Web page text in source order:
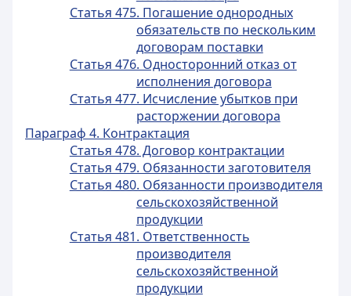
Статья 475. Погашение однородных
обязательств по нескольким
договорам поставки
Статья 476. Односторонний отказ от
исполнения договора
Статья 477. Исчисление убытков при
расторжении договора
Параграф 4. Контрактация
Статья 478. Договор контрактации
Статья 479. Обязанности заготовителя
Статья 480. Обязанности производителя
сельскохозяйственной
продукции
Статья 481. Ответственность
производителя
сельскохозяйственной
продукции